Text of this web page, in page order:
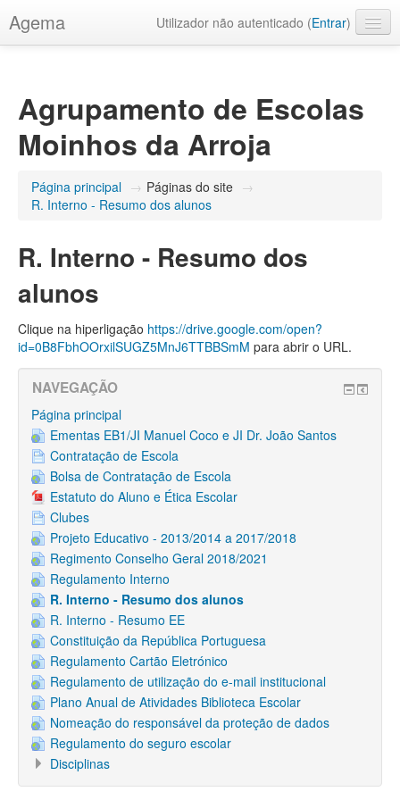
Agema Utilizador não autenticado (Entrar)
Agrupamento de Escolas
Moinhos da Arroja
Página principal → Páginas do site →
R. Interno - Resumo dos alunos
R. Interno - Resumo dos
alunos
Clique na hiperligação https://drive.google.com/open?
id=0B8FbhOOrxilSUGZ5MnJ6TTBBSmM para abrir o URL.
NAVEGAÇÃO
Página principal
Ementas EB1/JI Manuel Coco e JI Dr. João Santos
Contratação de Escola
Bolsa de Contratação de Escola
Estatuto do Aluno e Ética Escolar
Clubes
Projeto Educativo - 2013/2014 a 2017/2018
Regimento Conselho Geral 2018/2021
Regulamento Interno
R. Interno - Resumo dos alunos
R. Interno - Resumo EE
Constituição da República Portuguesa
Regulamento Cartão Eletrónico
Regulamento de utilização do e-mail institucional
Plano Anual de Atividades Biblioteca Escolar
Nomeação do responsável da proteção de dados
Regulamento do seguro escolar
Disciplinas